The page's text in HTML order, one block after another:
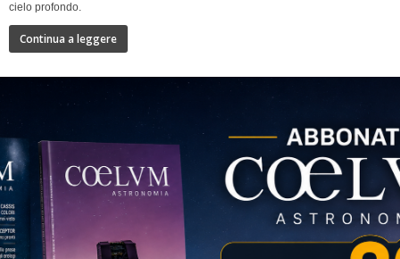
cielo profondo.
Continua a leggere